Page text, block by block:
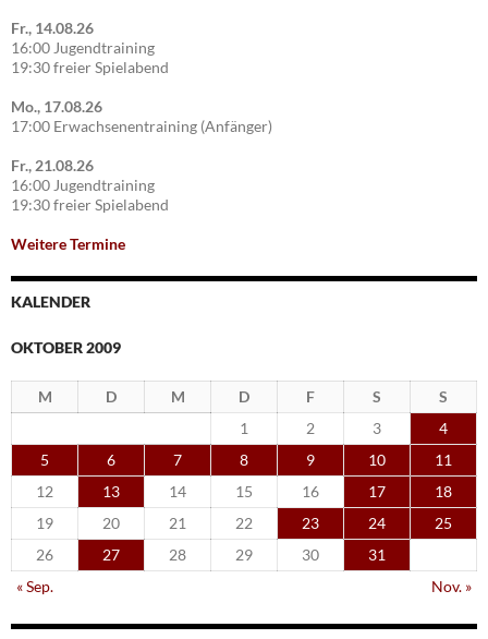
Fr., 14.08.26
16:00 Jugendtraining
19:30 freier Spielabend
Mo., 17.08.26
17:00 Erwachsenentraining (Anfänger)
Fr., 21.08.26
16:00 Jugendtraining
19:30 freier Spielabend
Weitere Termine
KALENDER
OKTOBER 2009
M D M D F S
S
1
2 3
4
5
6 7 8 9 10
11
12
13 14 15 16 17
18
19
20 21 22 23 24
25
26
27 28 29 30
31
« Sep.
Nov. »